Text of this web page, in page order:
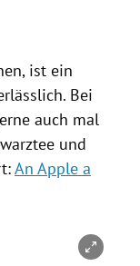
ist ein
Bei
auch mal
und
An Apple a